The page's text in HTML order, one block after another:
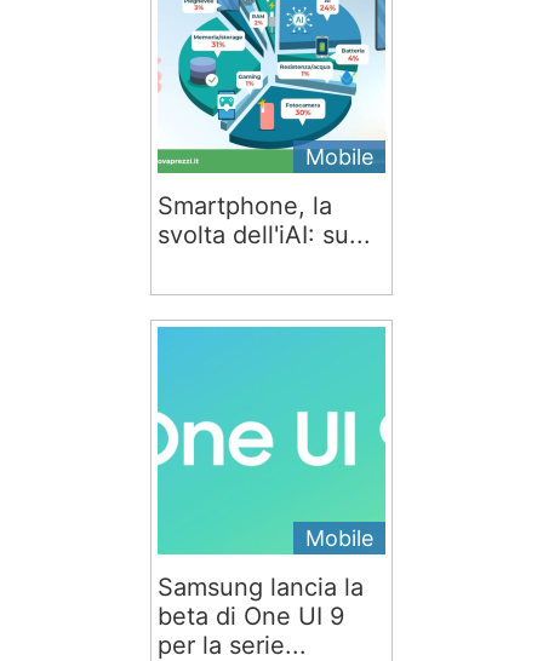
Mobile
Smartphone, la
svolta dell'iAI: su...
Mobile
Samsung lancia la
beta di One UI 9
per la serie...